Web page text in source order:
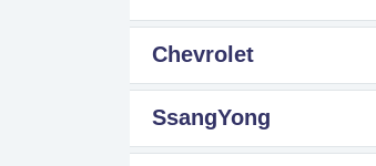
Chevrolet
SsangYong